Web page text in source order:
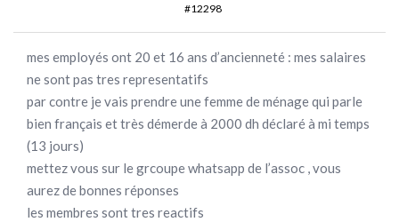
#12298
mes employés ont 20 et 16 ans d’ancienneté : mes salaires
ne sont pas tres representatifs
par contre je vais prendre une femme de ménage qui parle
bien français et très démerde à 2000 dh déclaré à mi temps
(13 jours)
mettez vous sur le grcoupe whatsapp de l’assoc , vous
aurez de bonnes réponses
les membres sont tres reactifs